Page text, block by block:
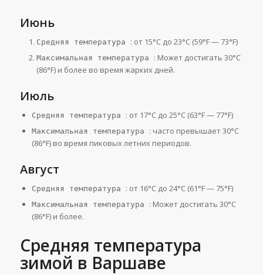
Июнь
Средняя температура : от 15°C до 23°C (59°F — 73°F)
Максимальная температура : Может достигать 30°C
(86°F) и более во время жарких дней.
Июль
Средняя температура : от 17°C до 25°C (63°F — 77°F)
Максимальная температура : часто превышает 30°C
(86°F) во время пиковых летних периодов.
Август
Средняя температура : от 16°C до 24°C (61°F — 75°F)
Максимальная температура : Может достигать 30°C
(86°F) и более.
Средняя температура
зимой в Варшаве